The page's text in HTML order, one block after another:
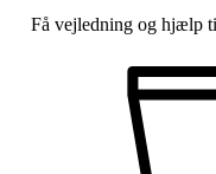
Få vejledning og hjælp